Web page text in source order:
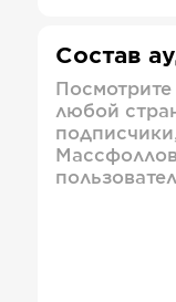
Состав
любой